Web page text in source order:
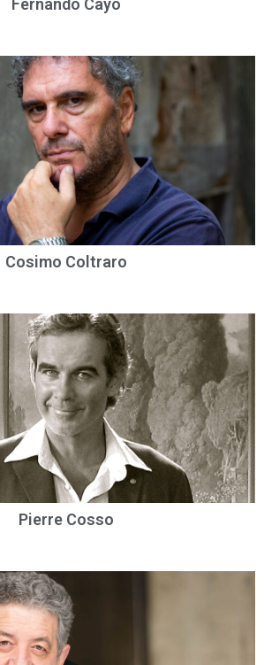
Fernando Cayo
Cosimo Coltraro
Pierre Cosso